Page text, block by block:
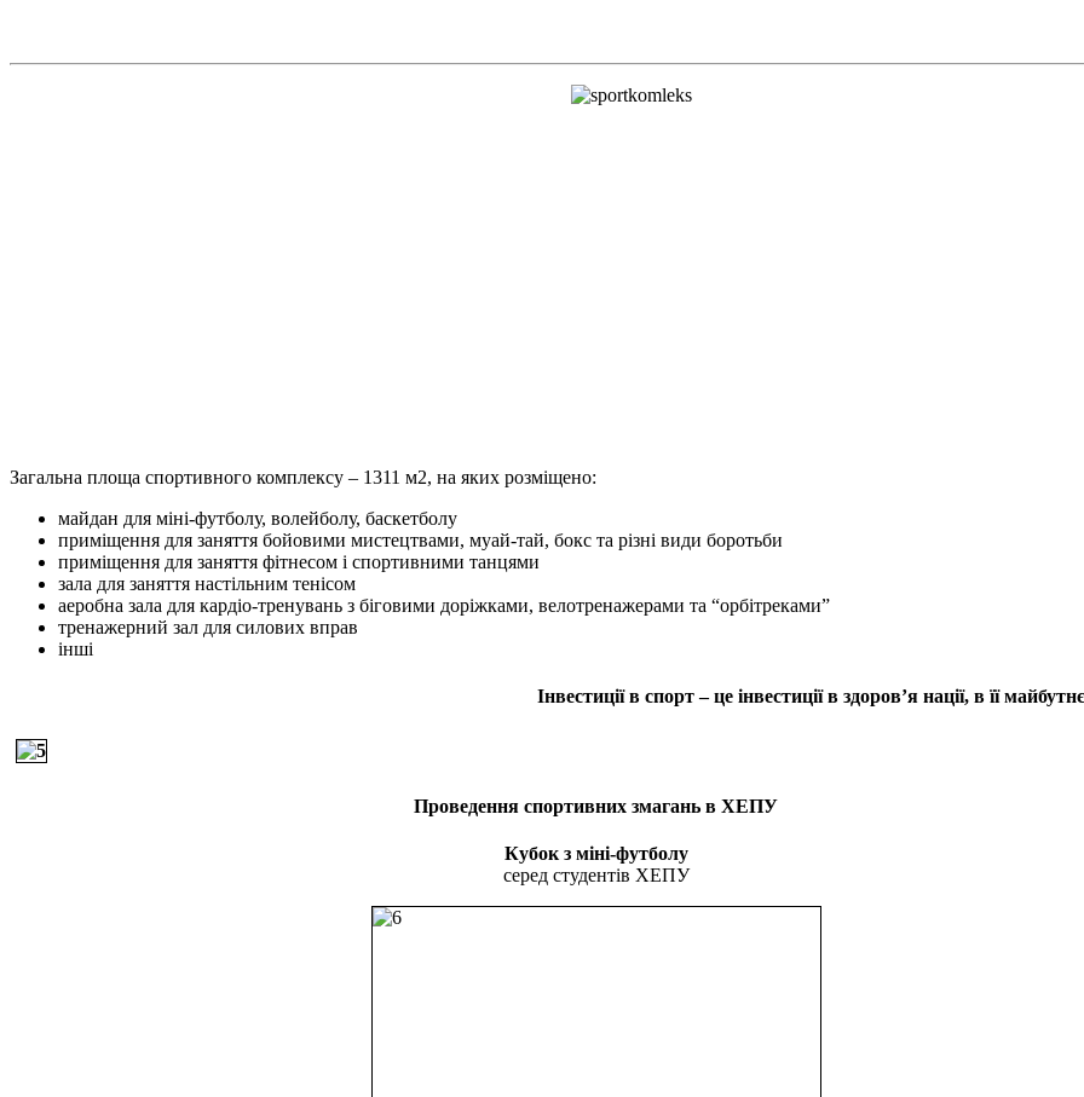
Загальна площа спортивного комплексу – 1311 м2, на яких розміщено:
майдан для міні-футболу, волейболу, баскетболу
приміщення для заняття бойовими мистецтвами, муай-тай, бокс та різні види боротьби
приміщення для заняття фітнесом і спортивними танцями
зала для заняття настільним тенісом
аеробна зала для кардіо-тренувань з біговими доріжками, велотренажерами та “орбітреками”
тренажерний зал для силових вправ
інші
Інвестиції в спорт – це інвестиції в здоров’я нації, в її
Проведення спортивних змагань в ХЕПУ
Кубок з міні-футболу
серед студентів ХЕПУ